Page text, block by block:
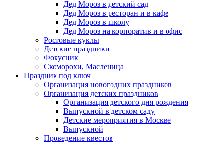
Дед Мороз в детский сад
Дед Мороз в ресторан и в кафе
Дед Мороз в школу
Дед Мороз на корпоратив и в офис
Ростовые куклы
Детские праздники
Фокусник
Скоморохи, Масленица
Праздник под ключ
Организация новогодних праздников
Организация детских праздников
Организация детского дня рождения
Выпускной в детском саду
Детские мероприятия в Москве
Выпускной
Проведение квестов